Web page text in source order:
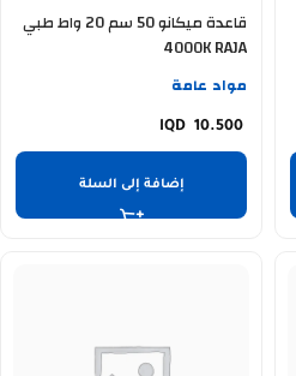
قاعدة ميكانو 50 سم 20 واط طبي
4000K RAJA
مواد عامة
10.500
إضافة إلى السلة